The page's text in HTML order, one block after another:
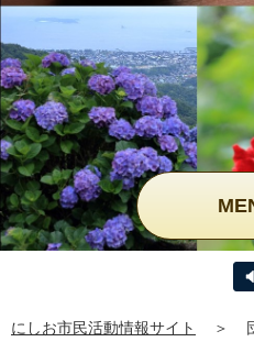
にしお市民活動情報サイト ＞